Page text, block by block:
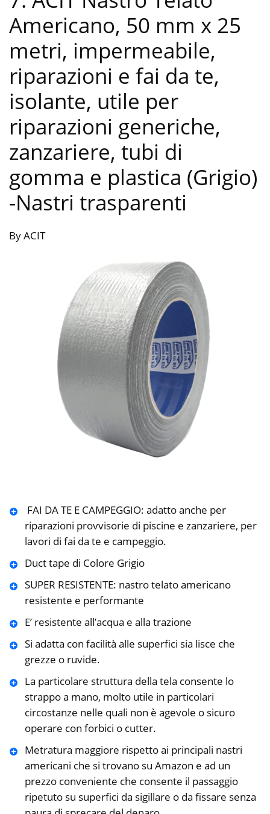
Americano, 50 mm x 25
metri, impermeabile,
riparazioni e fai da te,
isolante, utile per
riparazioni generiche,
zanzariere, tubi di
gomma e plastica (Grigio)
-Nastri trasparenti
By ACIT
️ FAI DA TE E CAMPEGGIO: adatto anche per
riparazioni provvisorie di piscine e zanzariere, per
lavori di fai da te e campeggio.
Duct tape di Colore Grigio
SUPER RESISTENTE: nastro telato americano
resistente e performante
E’ resistente all’acqua e alla trazione
Si adatta con facilità alle superfici sia lisce che
grezze o ruvide.
La particolare struttura della tela consente lo
strappo a mano, molto utile in particolari
circostanze nelle quali non è agevole o sicuro
operare con forbici o cutter.
Metratura maggiore rispetto ai principali nastri
americani che si trovano su Amazon e ad un
prezzo conveniente che consente il passaggio
ripetuto su superfici da sigillare o da fissare senza